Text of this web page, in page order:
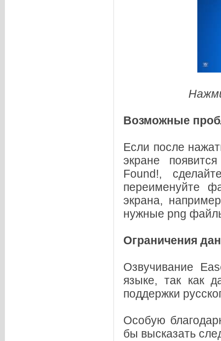
Возможные
Если после
экране
Found!,
переименуйте
экрана,
нужные png
Ограничения
Озвучивание
языке, так как
поддержки
Особую
бы высказать